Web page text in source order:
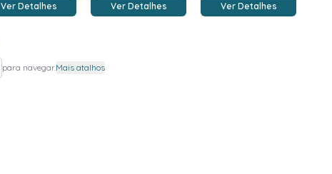
Ver Detalhes Ver Detalhes Ver Detalhes
para navegar.Mais atalhos